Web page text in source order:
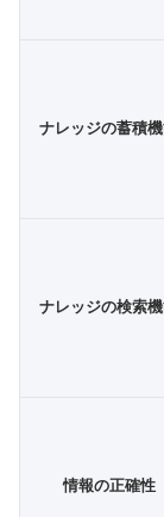
ナレッジの蓄積
ナレッジの検索
情報の正確性